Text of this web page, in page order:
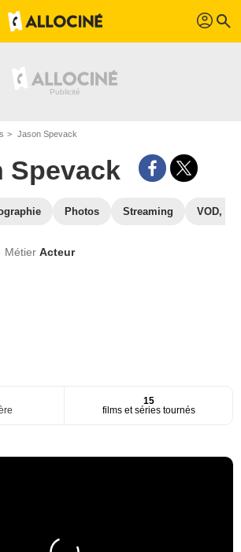
profil search
Jason Spevack
Spevack
Photos Streaming VOD,
MétierActeur
15
films et séries tournés